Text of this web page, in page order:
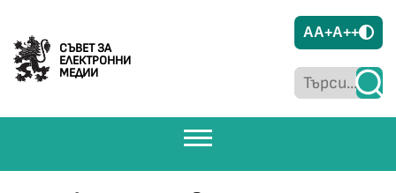
СЪВЕТ ЗА
ЕЛЕКТРОННИ
МЕДИИ
AA+A++